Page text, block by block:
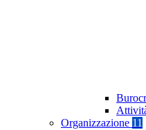
Organizzazione 11